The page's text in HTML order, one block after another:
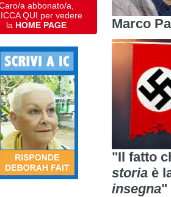
a abbonato/a,
QUI per vedere
la HOME PAGE Marco
"Il fatto
storia è
insegna"